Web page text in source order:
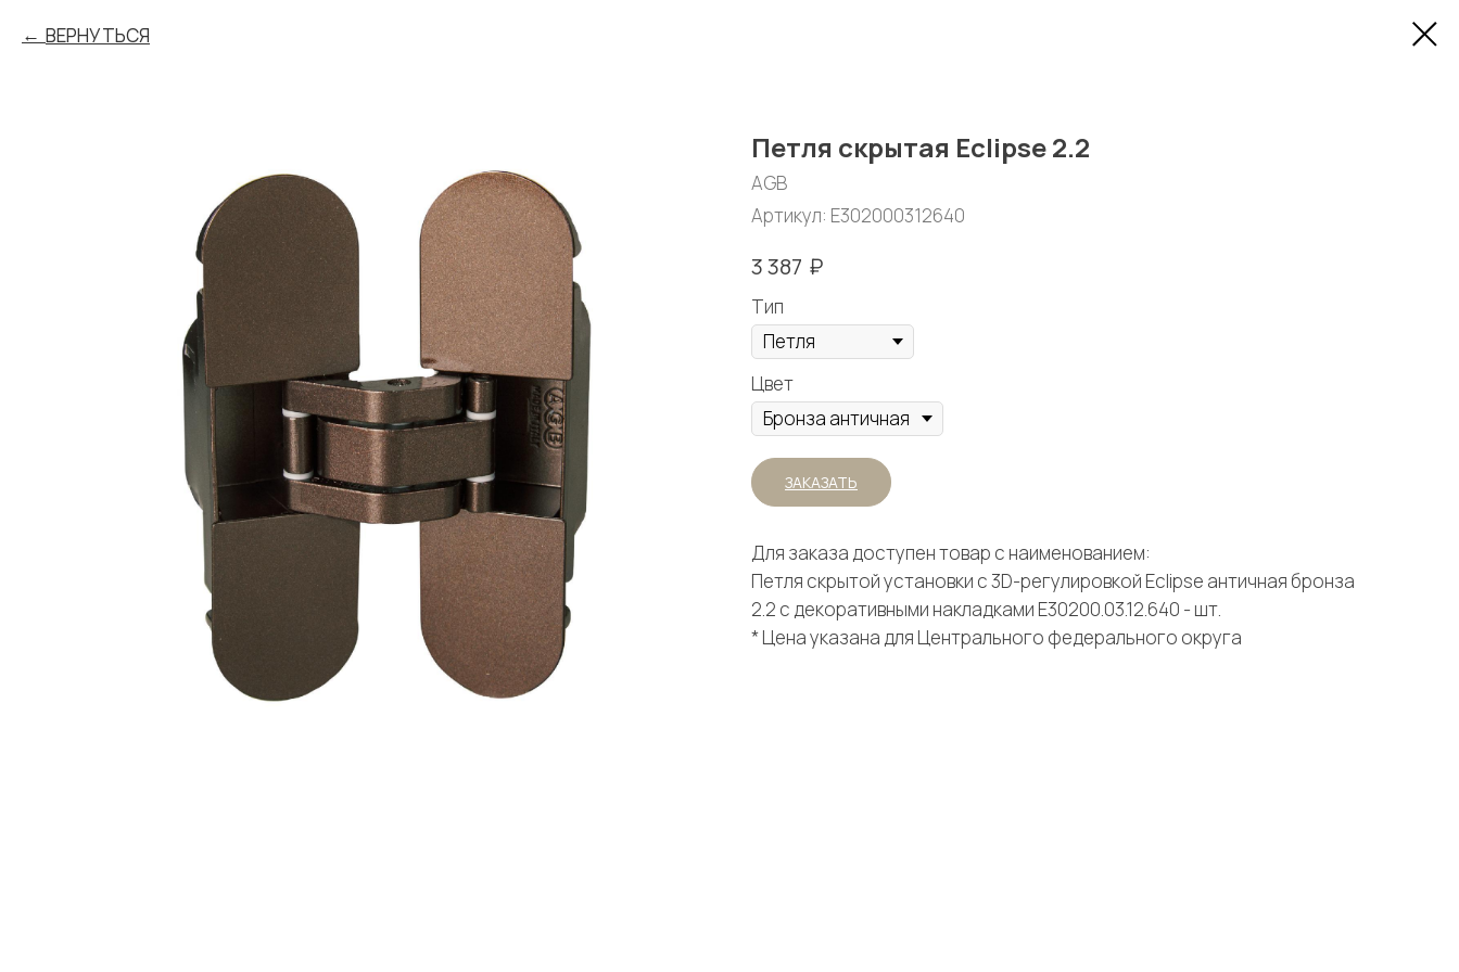
ВЕРНУТЬСЯ
Петля скрытая Eclipse 2.2
AGB
Артикул: E302000312640
3 387 ₽
Тип
Цвет
ЗАКАЗАТЬ
Для заказа доступен товар с наименованием:
Петля скрытой установки с 3D-регулировкой Eclipse античная бронза
2.2 с декоративными накладками E30200.03.12.640 - шт.
* Цена указана для Центрального федерального округа